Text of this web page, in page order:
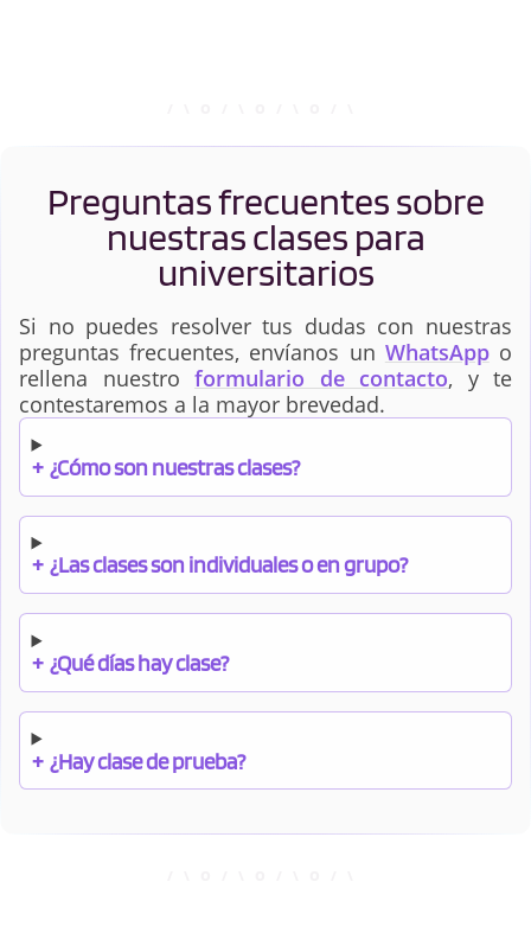
Preguntas frecuentes sobre
nuestras clases para
universitarios
Si no puedes resolver tus dudas con nuestras
preguntas frecuentes, envíanos un WhatsAppo
rellena nuestro formulario de contacto, y te
contestaremos a la mayor brevedad.
+ ¿Cómo son nuestras clases?
+ ¿Las clases son individuales o en grupo?
+ ¿Qué días hay clase?
+ ¿Hay clase de prueba?